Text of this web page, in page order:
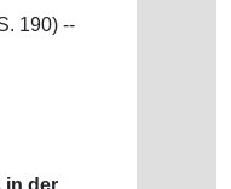
190) --
in der